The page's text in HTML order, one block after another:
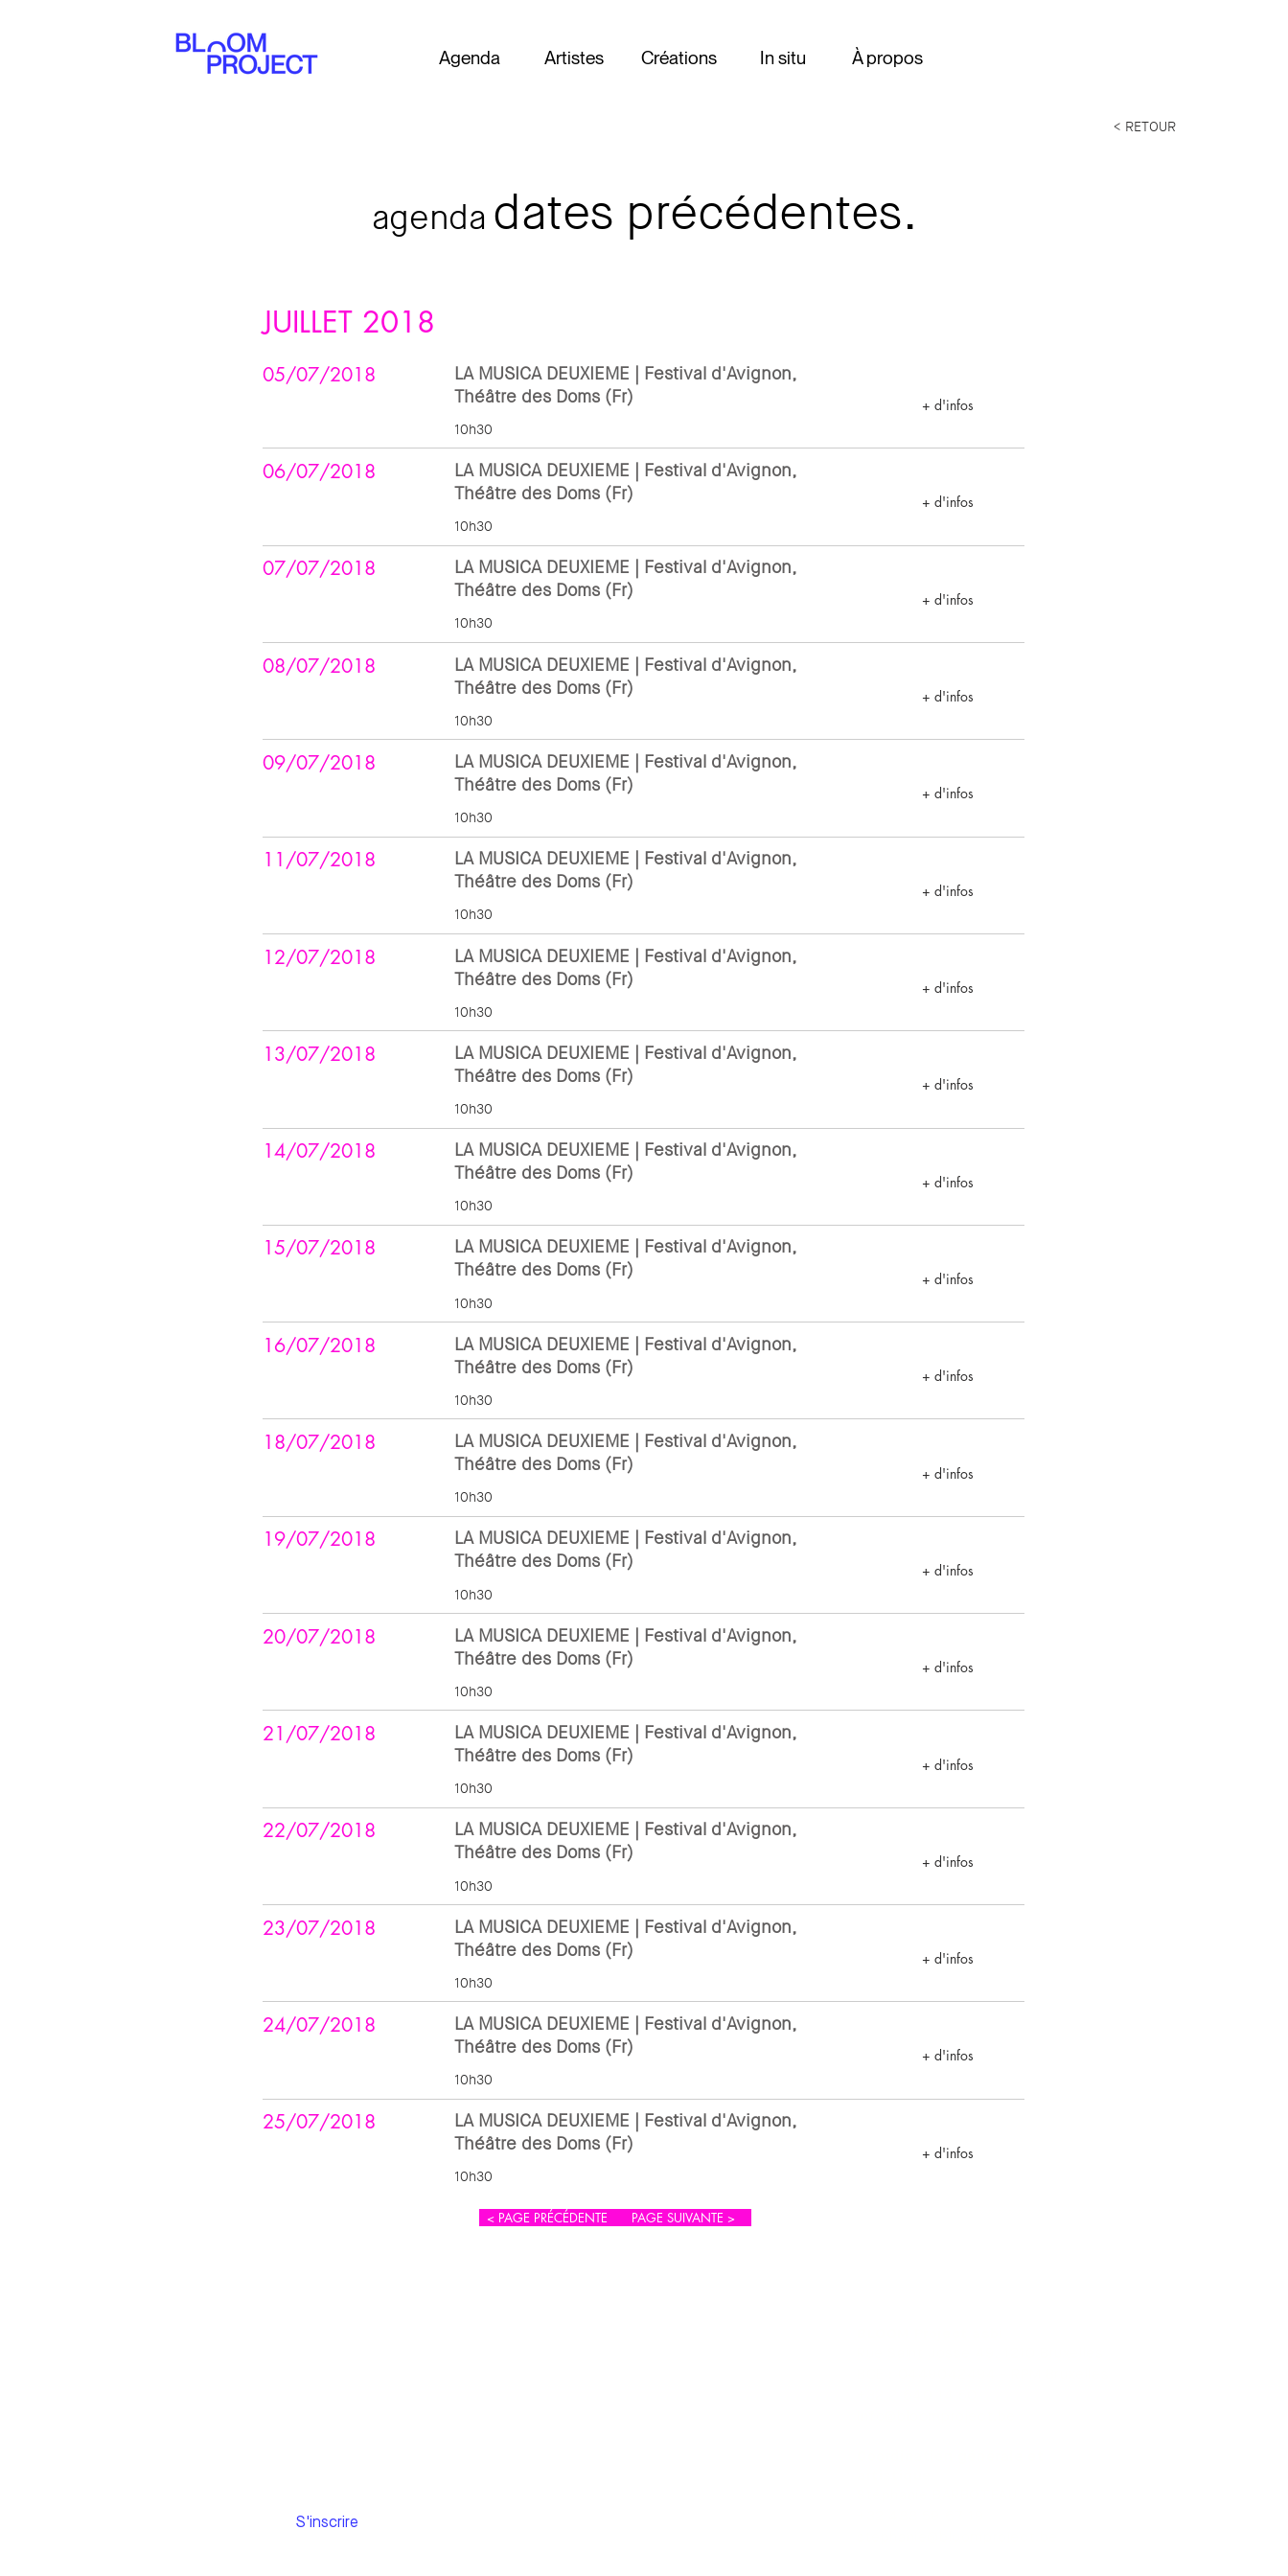
À propos
In situ
Créations
Artistes
Agenda
< RETOUR
agenda dates précédentes.
JUILLET 2018
05/07/2018
LA MUSICA DEUXIEME | Festival d'Avignon,
Théâtre des Doms (Fr)
10h30
+ d'infos
06/07/2018
LA MUSICA DEUXIEME | Festival d'Avignon,
Théâtre des Doms (Fr)
10h30
+ d'infos
07/07/2018
LA MUSICA DEUXIEME | Festival d'Avignon,
Théâtre des Doms (Fr)
10h30
+ d'infos
08/07/2018
LA MUSICA DEUXIEME | Festival d'Avignon,
Théâtre des Doms (Fr)
10h30
+ d'infos
09/07/2018
LA MUSICA DEUXIEME | Festival d'Avignon,
Théâtre des Doms (Fr)
10h30
+ d'infos
11/07/2018
LA MUSICA DEUXIEME | Festival d'Avignon,
Théâtre des Doms (Fr)
10h30
+ d'infos
12/07/2018
LA MUSICA DEUXIEME | Festival d'Avignon,
Théâtre des Doms (Fr)
10h30
+ d'infos
13/07/2018
LA MUSICA DEUXIEME | Festival d'Avignon,
Théâtre des Doms (Fr)
10h30
+ d'infos
14/07/2018
LA MUSICA DEUXIEME | Festival d'Avignon,
Théâtre des Doms (Fr)
10h30
+ d'infos
15/07/2018
LA MUSICA DEUXIEME | Festival d'Avignon,
Théâtre des Doms (Fr)
10h30
+ d'infos
16/07/2018
LA MUSICA DEUXIEME | Festival d'Avignon,
Théâtre des Doms (Fr)
10h30
+ d'infos
18/07/2018
LA MUSICA DEUXIEME | Festival d'Avignon,
Théâtre des Doms (Fr)
10h30
+ d'infos
19/07/2018
LA MUSICA DEUXIEME | Festival d'Avignon,
Théâtre des Doms (Fr)
10h30
+ d'infos
20/07/2018
LA MUSICA DEUXIEME | Festival d'Avignon,
Théâtre des Doms (Fr)
10h30
+ d'infos
21/07/2018
LA MUSICA DEUXIEME | Festival d'Avignon,
Théâtre des Doms (Fr)
10h30
+ d'infos
22/07/2018
LA MUSICA DEUXIEME | Festival d'Avignon,
Théâtre des Doms (Fr)
10h30
+ d'infos
23/07/2018
LA MUSICA DEUXIEME | Festival d'Avignon,
Théâtre des Doms (Fr)
10h30
+ d'infos
24/07/2018
LA MUSICA DEUXIEME | Festival d'Avignon,
Théâtre des Doms (Fr)
10h30
+ d'infos
25/07/2018
LA MUSICA DEUXIEME | Festival d'Avignon,
Théâtre des Doms (Fr)
10h30
+ d'infos
< PAGE PRÉCÉDENTE PAGE SUIVANTE >
S'inscrire